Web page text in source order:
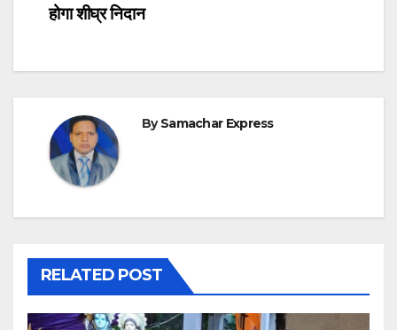
होगा शीघ्र निदान
BySamachar Express
RELATED POST